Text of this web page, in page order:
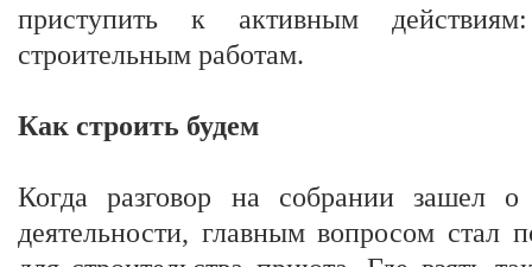
приступить к активным
строительным работам.
Как строить будем
Когда разговор на собрании зашел о
деятельности, главным вопросом стал